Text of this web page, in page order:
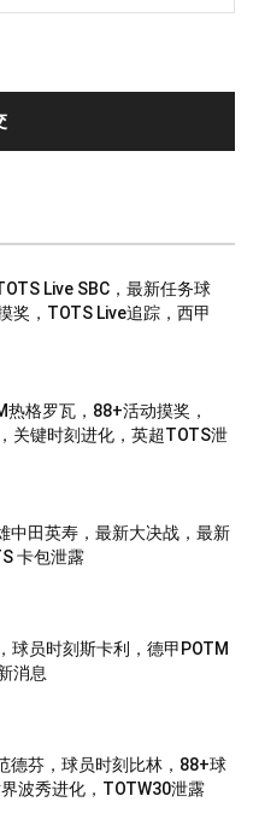
Live SBC，最新任务球
奖，TOTS Live追踪，西甲
热格罗瓦，88+活动摸奖，
关键时刻进化，英超TOTS泄
中田英寿，最新大决战，最新
卡包泄露
球员时刻斯卡利，德甲POTM
消息
德芬，球员时刻比林，88+球
波秀进化，TOTW30泄露